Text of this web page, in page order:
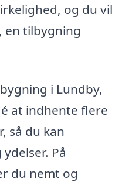
og du vil
en tilbygning
i Lundby,
at indhente flere
så du kan
På
du nemt og